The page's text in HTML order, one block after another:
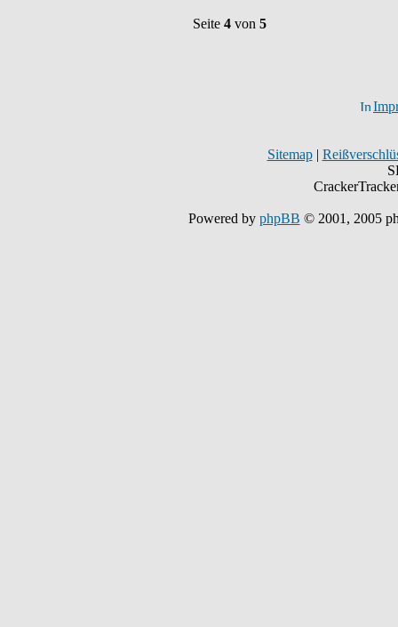
Seite 4 von 5
Sitemap|
Powered by phpBB © 2001, 2005